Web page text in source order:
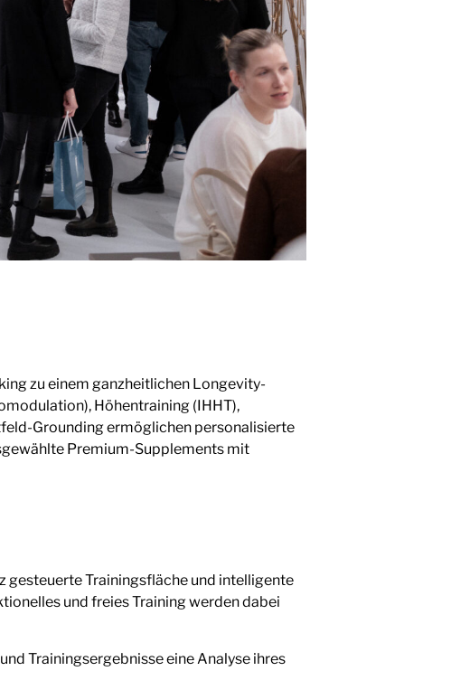
zu einem ganzheitlichen Longevity-
Höhentraining (IHHT),
Grounding ermöglichen personalisierte
Premium-Supplements mit
gesteuerte Trainingsfläche und intelligente
und freies Training werden dabei
Trainingsergebnisse eine Analyse ihres